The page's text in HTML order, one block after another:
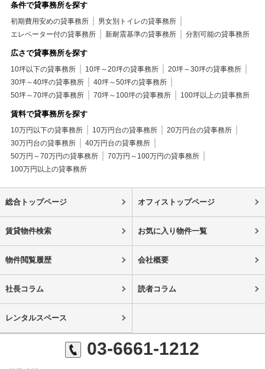
条件で貸事務所を探す
初期費用安めの貸事務所
男女別トイレの貸事務所
エレベーター付の貸事務所
新耐震基準の貸事務所 分割可能の貸事務所
広さで貸事務所を探す
10坪以下の貸事務所 10坪～20坪の貸事務所
20坪～30坪の貸事務所
30坪～40坪の貸事務所
40坪～50坪の貸事務所
50坪～70坪の貸事務所
70坪～100坪の貸事務所 100坪以上の貸事務所
賃料で貸事務所を探す
10万円以下の貸事務所 10万円台の貸事務所
20万円台の貸事務所
30万円台の貸事務所
40万円台の貸事務所
50万円～70万円の貸事務所
70万円～100万円の貸事務所
100万円以上の貸事務所
総合トップページ オフィストップページ
賃貸物件検索 お気に入り物件一覧
物件閲覧履歴 会社概要
社長コラム 読者コラム
レンタルスペース
03-6661-1212